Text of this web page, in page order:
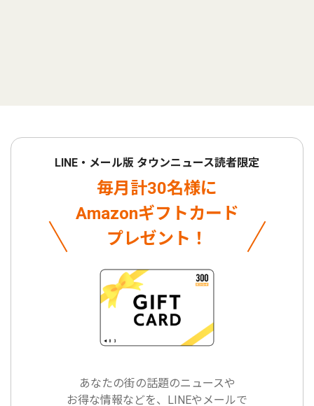
LINE・メール版 タウンニュース読者限定
毎月計30名様に
Amazonギフトカード
プレゼント！
あなたの街の話題のニュースや
お得な情報などを、LINEやメールで